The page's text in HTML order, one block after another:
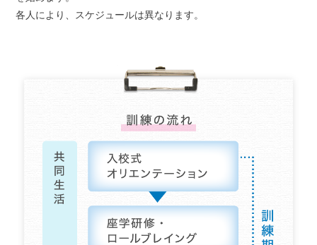
各人により、スケジュールは異なります。